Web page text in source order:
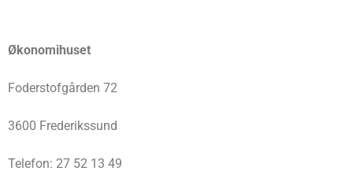
Økonomihuset
Foderstofgården 72
3600 Frederikssund
Telefon: 27 52 13 49